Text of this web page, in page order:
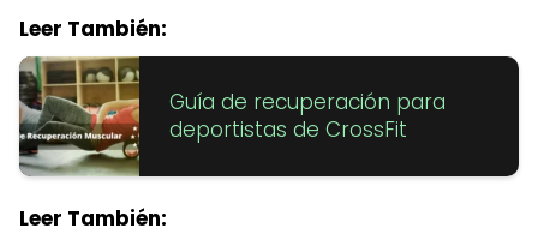
Leer También:
Guía de recuperación para
deportistas de CrossFit
Leer También: